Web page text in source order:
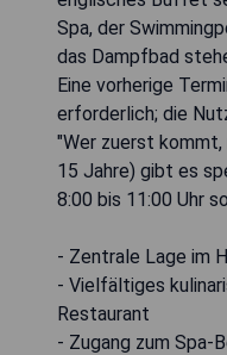
Spa, der
das Dampfbad
Eine vorherige
erforderlich; die
"Wer zuerst kommt,
15 Jahre) gibt es
8:00 bis 11:00 Uhr
- Zentrale Lage im
- Vielfältiges
Restaurant
- Zugang zum Spa-